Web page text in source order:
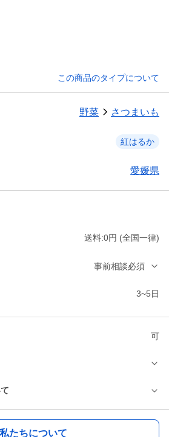
この商品のタイプについて
野菜 さつまいも
紅はるか
愛媛県
送料:0円 (全国一律)
事前相談必須
3~5日
可
私たちについて